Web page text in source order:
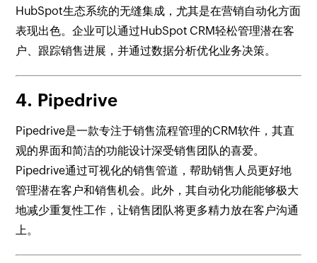
HubSpot生态系统的无缝集成，尤其是在营销自动化方面
表现出色。企业可以通过HubSpot CRM轻松管理潜在客
户、跟踪销售进展，并通过数据分析优化业务决策。
4. Pipedrive
Pipedrive是一款专注于销售流程管理的CRM软件，其直
观的界面和简洁的功能设计深受销售团队的喜爱。
Pipedrive通过可视化的销售管道，帮助销售人员更好地
管理潜在客户和销售机会。此外，其自动化功能能够极大
地减少重复性工作，让销售团队将更多精力放在客户沟通
上。